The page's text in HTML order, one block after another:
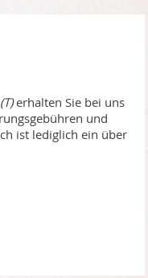
erhalten Sie bei uns
und
ist lediglich ein über